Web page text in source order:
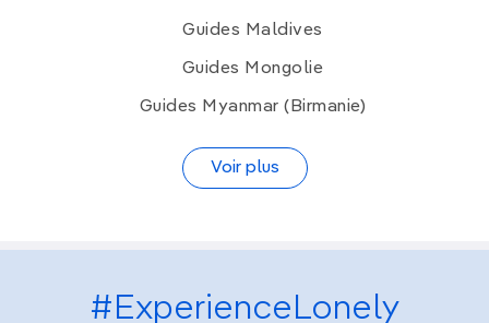
Guides Maldives
Guides Mongolie
Guides Myanmar (Birmanie)
Voir plus
#ExperienceLonely